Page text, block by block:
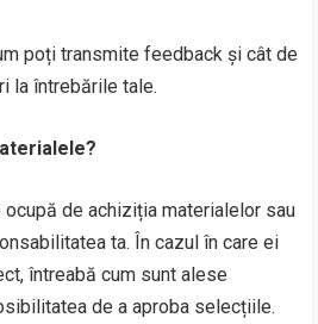
poți transmite feedback și cât de
la întrebările tale.
de achiziția materialelor sau
ta. În cazul în care ei
întreabă cum sunt alese
de a aproba selecțiile.